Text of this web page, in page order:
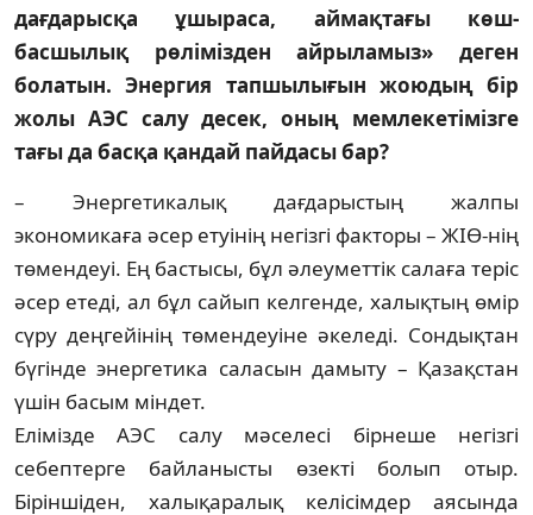
дағдарысқа ұшыраса, аймақ­тағы көш­
басшылық рөлімізден айры­ла­мыз» деген
болатын. Энергия тап­шы­лығын жоюдың бір
жолы АЭС салу десек, оның мемлекеті­мізге
тағы да бас­қа қандай пайдасы бар?
– Энергетикалық дағдарыстың жалпы
экономикаға әсер етуінің негізгі факторы – ЖІӨ-нің
төмендеуі. Ең бастысы, бұл әлеуметтік салаға теріс
әсер етеді, ал бұл сайып келгенде, халықтың өмір
сүру деңгейінің төмендеуіне әкеледі. Сондықтан
бүгінде энергетика саласын дамыту – Қазақстан
үшін басым міндет.
Елімізде АЭС салу мәселесі бірнеше негізгі
себептерге байланысты өзекті болып отыр.
Біріншіден, халықаралық келісімдер аясында